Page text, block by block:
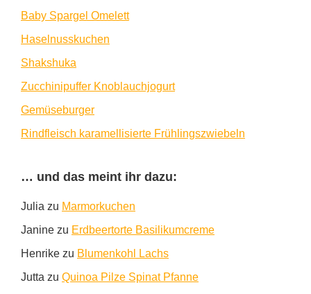
Baby Spargel Omelett
Haselnusskuchen
Shakshuka
Zucchinipuffer Knoblauchjogurt
Gemüseburger
Rindfleisch karamellisierte Frühlingszwiebeln
… und das meint ihr dazu:
Julia zu Marmorkuchen
Janine zu Erdbeertorte Basilikumcreme
Henrike zu Blumenkohl Lachs
Jutta zu Quinoa Pilze Spinat Pfanne